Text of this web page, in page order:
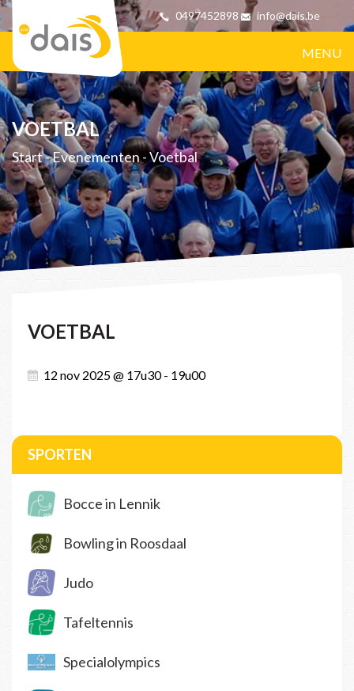
0497452898 info@dais.be
MENU
VOETBAL
Start-Evenementen-Voetbal
VOETBAL
12 nov 2025 @ 17u30 - 19u00
SPORTEN
Bocce in Lennik
Bowling in Roosdaal
Judo
Tafeltennis
Specialolympics